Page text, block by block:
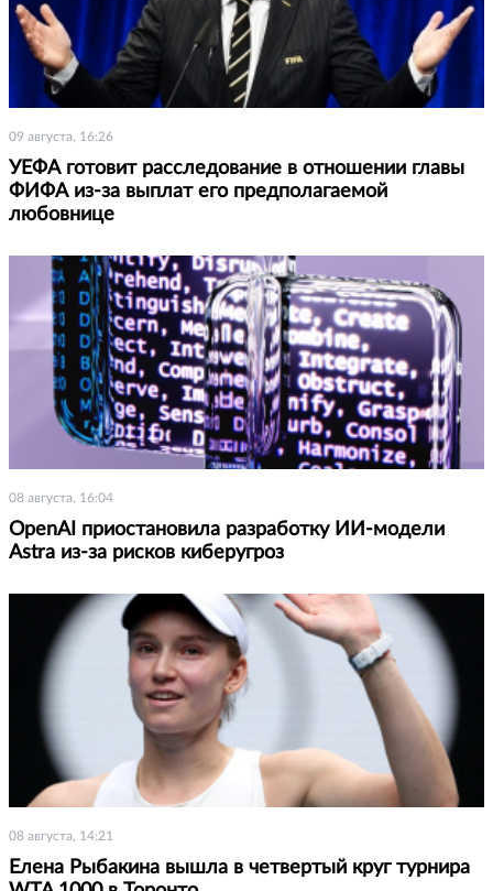
09 августа, 16:26
УЕФА готовит расследование в отношении главы
ФИФА из-за выплат его предполагаемой
любовнице
08 августа, 16:04
OpenAI приостановила разработку ИИ-модели
Astra из-за рисков киберугроз
08 августа, 14:21
Елена Рыбакина вышла в четвертый круг турнира